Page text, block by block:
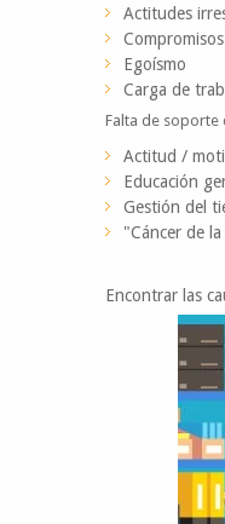
Actitudes
Egoísmo
Carga de
Falta de soporte
Actitud /
Educación
Gestión del
"Cáncer de
Encontrar las